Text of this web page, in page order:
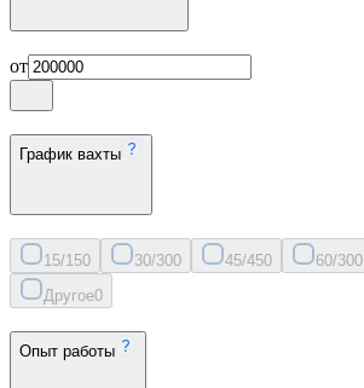
от
График вахты
15/150 30/300 45/450 60/300
Другое0
Опыт работы